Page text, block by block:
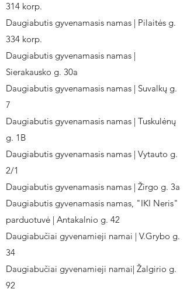
314 korp.
Daugiabutis gyvenamasis namas | Pilaitės g.
334 korp.
Daugiabutis gyvenamasis namas |
Sierakausko g. 30a
Daugiabutis gyvenamasis namas | Suvalkų g.
7
Daugiabutis gyvenamasis namas | Tuskulėnų
g. 1B
Daugiabutis gyvenamasis namas | Vytauto g.
2/1
Daugiabutis gyvenamasis namas | Žirgo g. 3a
Daugiabutis gyvenamasis namas, "IKI Neris"
parduotuvė | Antakalnio g. 42
Daugiabučiai gyvenamieji namai | V.Grybo g.
34
Daugiabučiai gyvenamieji namai| Žalgirio g.
92